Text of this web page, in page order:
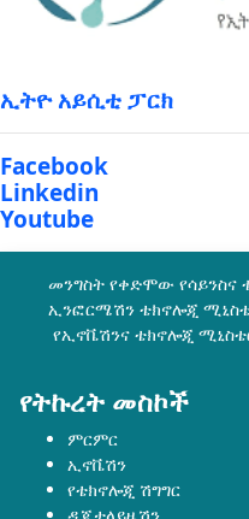
ኢትዮ አይሲቲ ፓርክ
Facebook
Linkedin
Youtube
መንግስት የቀድሞው የሳይንስና
ኢንፎርሜሽን ቴክኖሎጂ
የኢኖቬሽንና ቴክኖሎጂ
የትኩረት መስኮች
ምርምር
ኢኖቬሽን
የቴክኖሎጂ ሽግግር